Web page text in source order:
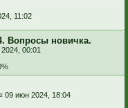
11:02
Вопросы новичка.
00:01
09 июн 2024, 18:04